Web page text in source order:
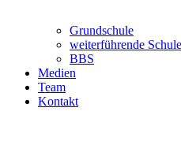
Grundschule
weiterführende Schule
BBS
Medien
Team
Kontakt